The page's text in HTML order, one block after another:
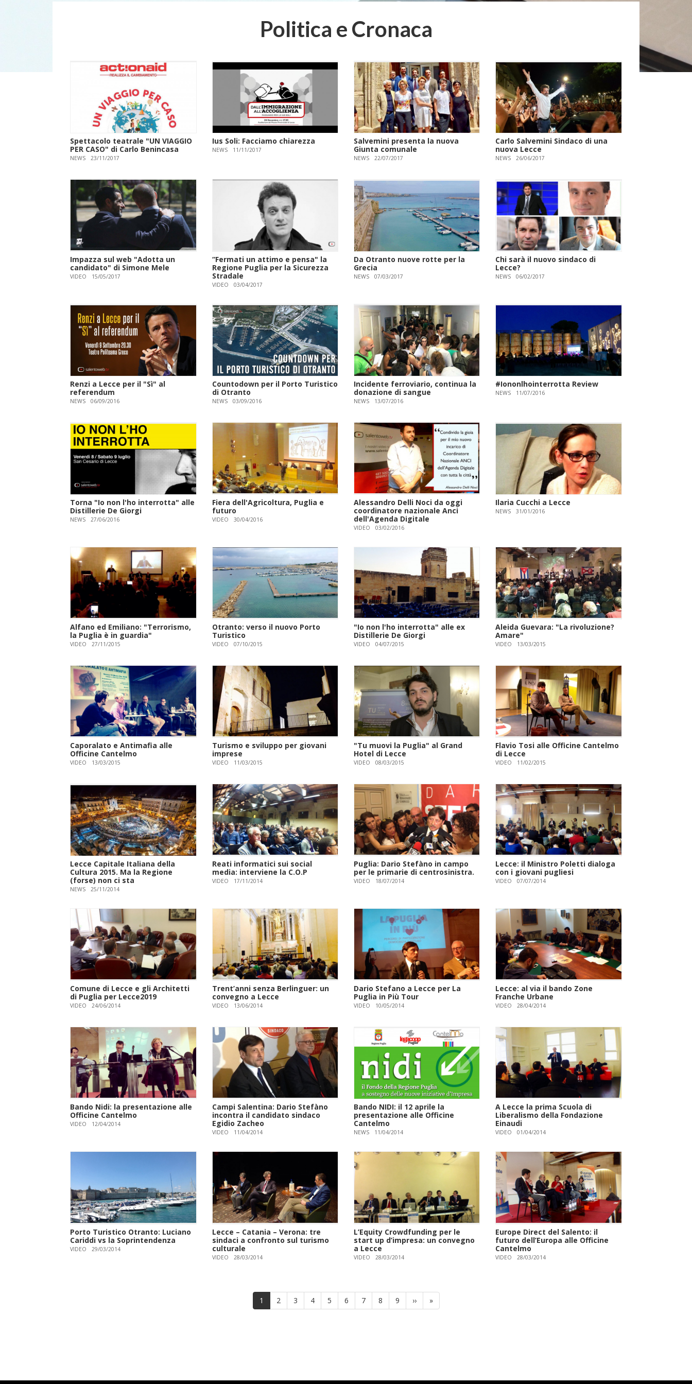
Politica e Cronaca
Spettacolo teatrale "UN VIAGGIO
PER CASO" di Carlo Benincasa
NEWS 23/11/2017
Ius Soli: Facciamo chiarezza
NEWS 11/11/2017
Salvemini presenta la nuova
Giunta comunale
NEWS 22/07/2017
Carlo Salvemini Sindaco di una
nuova Lecce
NEWS 26/06/2017
Impazza sul web "Adotta un
candidato" di Simone Mele
VIDEO 15/05/2017
“Fermati un attimo e pensa" la
Regione Puglia per la Sicurezza
Stradale
VIDEO 03/04/2017
Da Otranto nuove rotte per la
Grecia
NEWS 07/03/2017
Chi sarà il nuovo sindaco di
Lecce?
NEWS 06/02/2017
Renzi a Lecce per il "Sì" al
referendum
NEWS 06/09/2016
Countodown per il Porto Turistico
di Otranto
NEWS 03/09/2016
Incidente ferroviario, continua la
donazione di sangue
NEWS 13/07/2016
#Iononlhointerrotta Review
NEWS 11/07/2016
Torna "Io non l'ho interrotta" alle
Distillerie De Giorgi
NEWS 27/06/2016
Fiera dell'Agricoltura, Puglia e
futuro
VIDEO 30/04/2016
Alessandro Delli Noci da oggi
coordinatore nazionale Anci
dell'Agenda Digitale
VIDEO 03/02/2016
Ilaria Cucchi a Lecce
NEWS 31/01/2016
Alfano ed Emiliano: "Terrorismo,
la Puglia è in guardia"
VIDEO 27/11/2015
Otranto: verso il nuovo Porto
Turistico
VIDEO 07/10/2015
"Io non l'ho interrotta" alle ex
Distillerie De Giorgi
VIDEO 04/07/2015
Aleida Guevara: "La rivoluzione?
Amare"
VIDEO 13/03/2015
Caporalato e Antimafia alle
Officine Cantelmo
VIDEO 13/03/2015
Turismo e sviluppo per giovani
imprese
VIDEO 11/03/2015
"Tu muovi la Puglia" al Grand
Hotel di Lecce
VIDEO 08/03/2015
Flavio Tosi alle Officine Cantelmo
di Lecce
VIDEO 11/02/2015
Lecce Capitale Italiana della
Cultura 2015. Ma la Regione
(forse) non ci sta
NEWS 25/11/2014
Reati informatici sui social
media: interviene la C.O.P
VIDEO 17/11/2014
Puglia: Dario Stefàno in campo
per le primarie di centrosinistra.
VIDEO 18/07/2014
Lecce: il Ministro Poletti dialoga
con i giovani pugliesi
VIDEO 07/07/2014
Comune di Lecce e gli Architetti
di Puglia per Lecce2019
VIDEO 24/06/2014
Trent’anni senza Berlinguer: un
convegno a Lecce
VIDEO 13/06/2014
Dario Stefano a Lecce per La
Puglia in Più Tour
VIDEO 10/05/2014
Lecce: al via il bando Zone
Franche Urbane
VIDEO 28/04/2014
Bando Nidi: la presentazione alle
Officine Cantelmo
VIDEO 12/04/2014
Campi Salentina: Dario Stefàno
incontra il candidato sindaco
Egidio Zacheo
VIDEO 11/04/2014
Bando NIDI: il 12 aprile la
presentazione alle Officine
Cantelmo
NEWS 11/04/2014
A Lecce la prima Scuola di
Liberalismo della Fondazione
Einaudi
VIDEO 01/04/2014
Porto Turistico Otranto: Luciano
Cariddi vs la Soprintendenza
VIDEO 29/03/2014
Lecce – Catania – Verona: tre
sindaci a confronto sul turismo
culturale
VIDEO 28/03/2014
L’Equity Crowdfunding per le
start up d’impresa: un convegno
a Lecce
VIDEO 28/03/2014
Europe Direct del Salento: il
futuro dell’Europa alle Officine
Cantelmo
VIDEO 28/03/2014
Pagina
attuale
1 Page
2 Page
3 Page
4 Page
5 Page
6 Page
7 Page
8 Page
9
Pagina
successiva
››
Ultima
pagina
»